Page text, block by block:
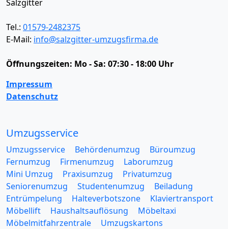
Salzgitter
Tel.: 01579-2482375
E-Mail: info@salzgitter-umzugsfirma.de
Öffnungszeiten: Mo - Sa: 07:30 - 18:00 Uhr
Impressum
Datenschutz
Umzugsservice
Umzugsservice Behördenumzug
Büroumzug
Fernumzug
Firmenumzug
Laborumzug
Mini Umzug
Praxisumzug
Privatumzug
Seniorenumzug
Studentenumzug
Beiladung
Entrümpelung
Halteverbotszone
Klaviertransport
Möbellift
Haushaltsauflösung
Möbeltaxi
Möbelmitfahrzentrale
Umzugskartons